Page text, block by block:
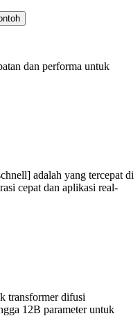
dan performa untuk
adalah yang tercepat di
cepat dan aplikasi real-
transformer difusi
12B parameter untuk